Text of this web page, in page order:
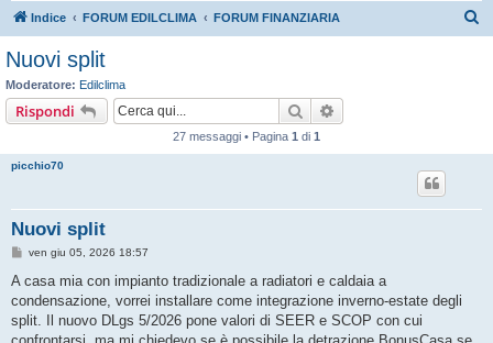
Indice FORUM EDILCLIMA FORUM FINANZIARIA
Nuovi split
Moderatore: Edilclima
Rispondi Cerca
27 messaggi • Pagina 1 di 1
picchio70
Nuovi split
M
s
a
g
ven giu 05, 2026 18:57
A casa mia con impianto tradizionale a radiatori e caldaia a
condensazione, vorrei installare come integrazione inverno-estate degli
split. Il nuovo DLgs 5/2026 pone valori di SEER e SCOP con cui